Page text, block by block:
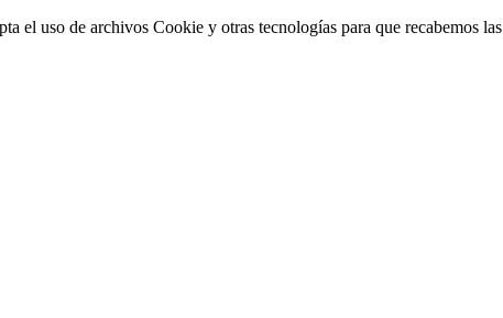
el uso de archivos Cookie y otras tecnologías para que recabemos